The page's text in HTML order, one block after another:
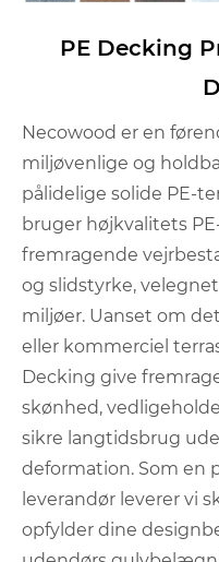
PE Decking
Necowood er en
miljøvenlige og
pålidelige solide PE-
bruger højkvalitets
fremragende
og slidstyrke,
miljøer. Uanset om
eller kommerciel
Decking give
skønhed,
sikre langtidsbrug
deformation. Som en
leverandør leverer vi
opfylder dine